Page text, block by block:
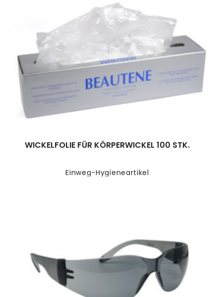
Einweg-Hygieneartikel
WICKELFOLIE FÜR KÖRPERWICKEL 100 STK.